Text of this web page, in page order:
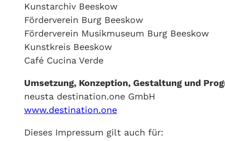
Kunstarchiv Beeskow
Förderverein Burg Beeskow
Förderverein Musikmuseum Burg Beeskow
Kunstkreis Beeskow
Café Cucina Verde
Umsetzung, Konzeption, Gestaltung und
neusta destination.one GmbH
www.destination.one
Dieses Impressum gilt auch für: